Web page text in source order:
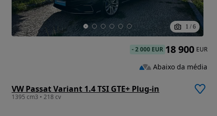
1 / 6
VW Passat Variant 1.4 TSI GTE+ Plug-in
1395 cm3 • 218 cv
-2 000 EUR 18 900 EUR
Abaixo da média